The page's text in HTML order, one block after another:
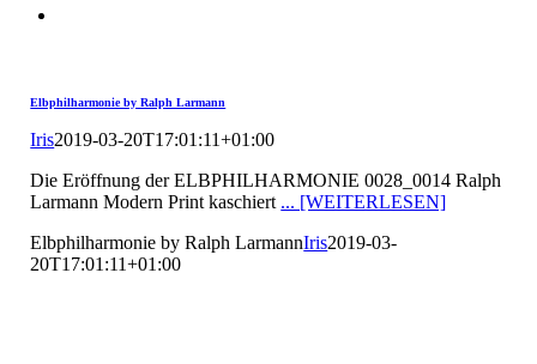
Elbphilharmonie by Ralph Larmann
Iris2019-03-20T17:01:11+01:00
Die Eröffnung der ELBPHILHARMONIE 0028_0014 Ralph
Larmann Modern Print kaschiert ... [WEITERLESEN]
Elbphilharmonie by Ralph LarmannIris2019-03-
20T17:01:11+01:00